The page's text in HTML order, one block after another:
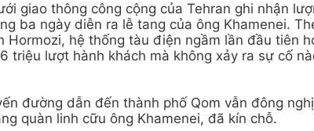
giao thông công cộng của Tehran ghi nhận
ba ngày diễn ra lễ tang của ông Khamenei.
Hormozi, hệ thống tàu điện ngầm lần đầu tiên
triệu lượt hành khách mà không xảy ra sự cố
đường dẫn đến thành phố Qom vẫn đông
quàn linh cữu ông Khamenei, đã kín chỗ.